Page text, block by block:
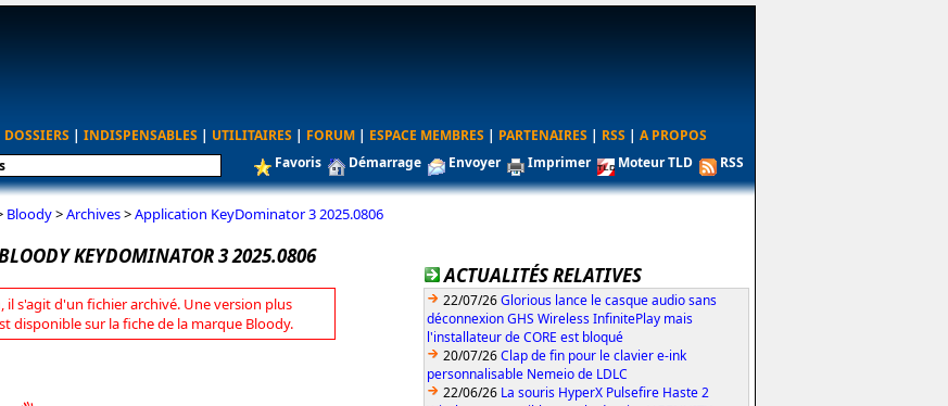
DOSSIERS | INDISPENSABLES | UTILITAIRES | FORUM | ESPACE MEMBRES | PARTENAIRES | RSS | A PROPOS
Favoris Démarrage Envoyer Imprimer Moteur TLD RSS
Bloody>Archives>Application KeyDominator 3 2025.0806
KEYDOMINATOR 3 2025.0806
il s'agit d'un fichier archivé. Une version plus
disponible sur la fiche de la marque Bloody.
ACTUALITÉS RELATIVES
22/07/26Glorious lance le casque audio sans
déconnexion GHS Wireless InfinitePlay mais
l'installateur de CORE est bloqué
20/07/26Clap de fin pour le clavier e-ink
personnalisable Nemeio de LDLC
22/06/26 La souris HyperX Pulsefire Haste 2